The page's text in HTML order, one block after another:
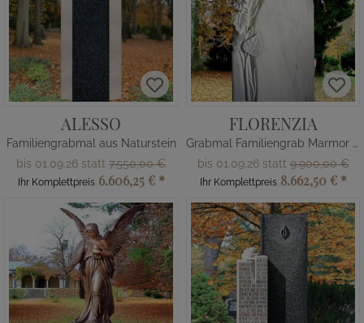
ALESSO
Familiengrabmal aus Naturstein
bis 01.09.26 statt 7.550,00 €
Ihr Komplettpreis 6.606,25 € *
FLORENZIA
Grabmal Familiengrab Marmor mit Blume
bis 01.09.26 statt9.900,00 €
Ihr Komplettpreis 8.662,50 € *